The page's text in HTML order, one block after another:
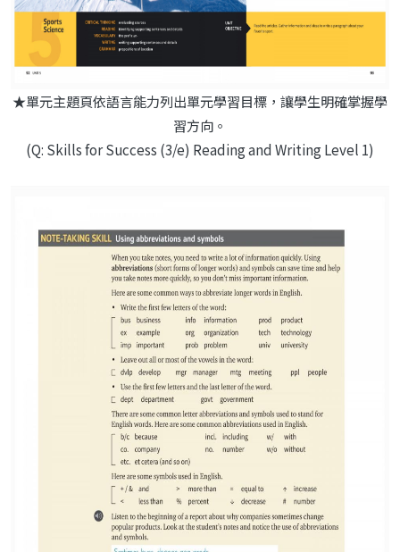
★單元主題頁依語言能力列出單元學習目標，讓學生明確掌握學
習方向。
(Q: Skills for Success (3/e) Reading and Writing Level 1)